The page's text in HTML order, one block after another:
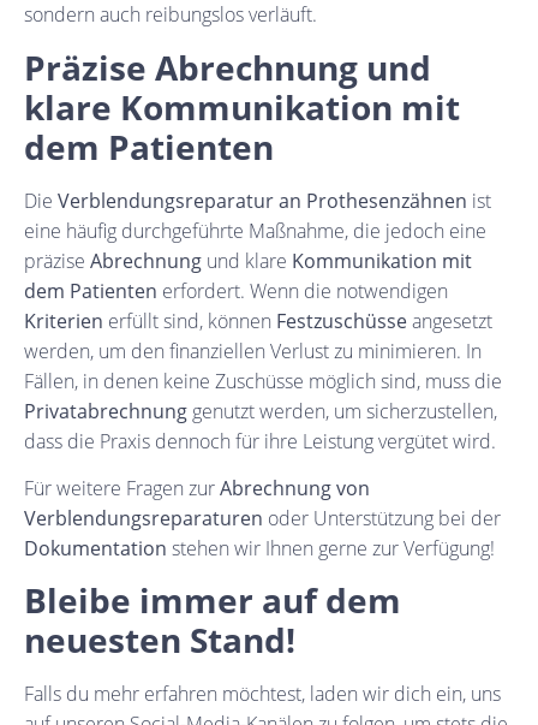
sondern auch reibungslos verläuft.
Präzise Abrechnung und
klare Kommunikation mit
dem Patienten
Die Verblendungsreparatur an Prothesenzähnen ist
eine häufig durchgeführte Maßnahme, die jedoch eine
präzise Abrechnung und klare Kommunikation mit
dem Patienten erfordert. Wenn die notwendigen
Kriterien erfüllt sind, können Festzuschüsseangesetzt
werden, um den finanziellen Verlust zu minimieren. In
Fällen, in denen keine Zuschüsse möglich sind, muss die
Privatabrechnung genutzt werden, um sicherzustellen,
dass die Praxis dennoch für ihre Leistung vergütet wird.
Für weitere Fragen zurAbrechnung von
Verblendungsreparaturen oder Unterstützung bei der
Dokumentation stehen wir Ihnen gerne zur Verfügung!
Bleibe immer auf dem
neuesten Stand!
Falls du mehr erfahren möchtest, laden wir dich ein, uns